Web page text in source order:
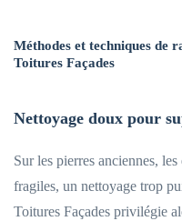
Méthodes et techniques de
Toitures Façades
Nettoyage doux pour
Sur les pierres anciennes,
fragiles, un nettoyage trop
Toitures Façades privilégie